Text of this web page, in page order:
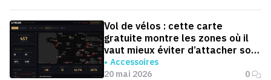
Vol de vélos : cette carte
gratuite montre les zones où il
vaut mieux éviter d’attacher son
vélo ou sa moto
Accessoires
20 mai 2026
0